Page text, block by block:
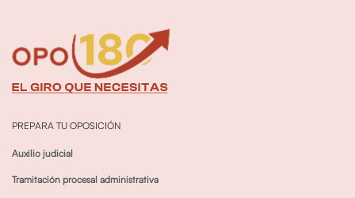
PREPARA TU OPOSICIÓN
Auxilio judicial
Tramitación procesal administrativa